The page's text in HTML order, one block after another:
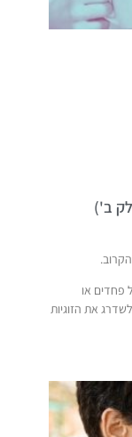
פחדים או
את הזוגיות